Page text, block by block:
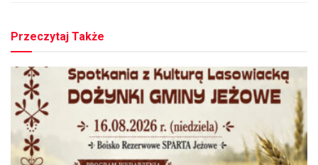
Przeczytaj Także